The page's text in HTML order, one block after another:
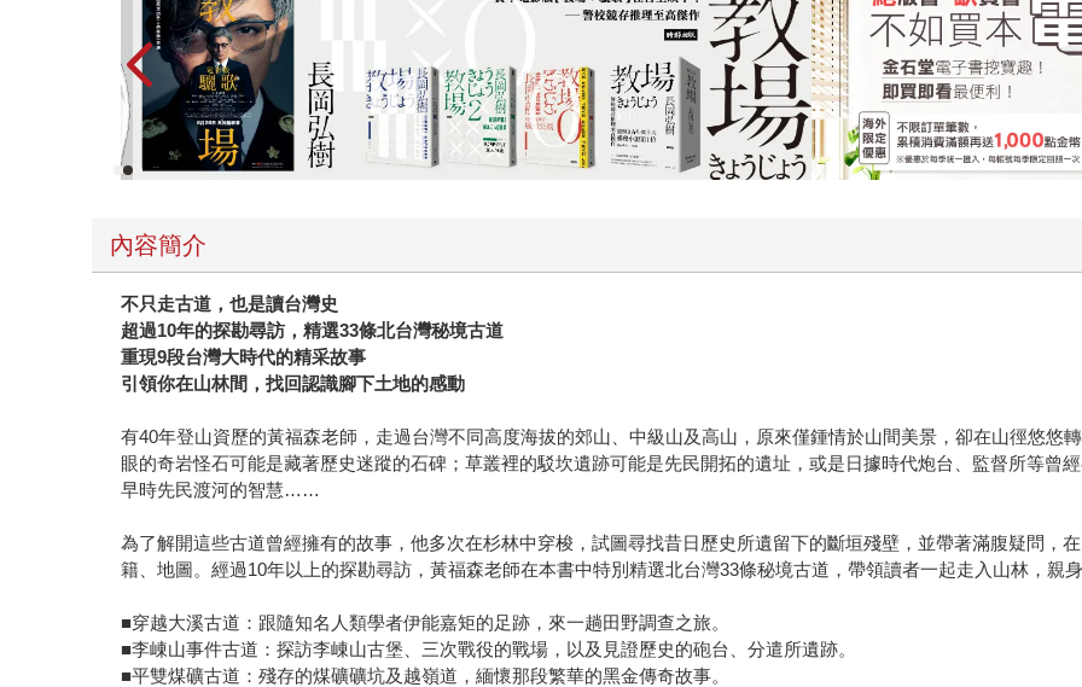
內容簡介
不只走古道，也是讀台灣史
超過10年的探勘尋訪，精選33條北台灣秘境古道
重現9段台灣大時代的精采故事
引領你在山林間，找回認識腳下土地的感動
有40年登山資歷的黃福森老師，走過台灣不同高度海拔的郊山、中級山及高山，原來僅鍾情於山間美景，卻在山徑悠悠
眼的奇岩怪石可能是藏著歷史迷蹤的石碑；草叢裡的駁坎遺跡可能是先民開拓的遺址，或是日據時代炮台、監督所等曾
早時先民渡河的智慧……
為了解開這些古道曾經擁有的故事，他多次在杉林中穿梭，試圖尋找昔日歷史所遺留下的斷垣殘壁，並帶著滿腹疑問，
籍、地圖。經過10年以上的探勘尋訪，黃福森老師在本書中特別精選北台灣33條秘境古道，帶領讀者一起走入山林，親
■穿越大溪古道：跟隨知名人類學者伊能嘉矩的足跡，來一趟田野調查之旅。
■李崠山事件古道：探訪李崠山古堡、三次戰役的戰場，以及見證歷史的砲台、分遣所遺跡。
■平雙煤礦古道：殘存的煤礦礦坑及越嶺道，緬懷那段繁華的黑金傳奇故事。